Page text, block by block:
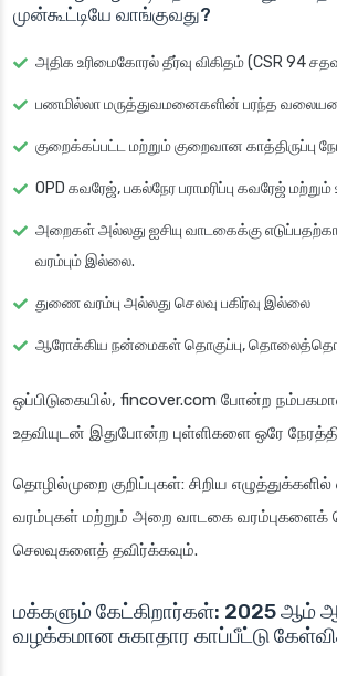
முன்கூட்டியே வாங்குவது?
அதிக உரிமைகோரல் தீர்வு விகிதம் (CSR 94
பணமில்லா மருத்துவமனைகளின் பரந்த
குறைக்கப்பட்ட மற்றும் குறைவான காத்திருப்பு
OPD கவரேஜ், பகல்நேர பராமரிப்பு கவரேஜ் மற்றும்
அறைகள் அல்லது ஐசியு வாடகைக்கு
வரம்பும் இல்லை.
துணை வரம்பு அல்லது செலவு பகிர்வு இல்லை
ஆரோக்கிய நன்மைகள் தொகுப்பு,
ஒப்பிடுகையில், fincover.com போன்ற
உதவியுடன் இதுபோன்ற புள்ளிகளை ஒரே
தொழில்முறை குறிப்புகள்: சிறிய
வரம்புகள் மற்றும் அறை வாடகை
செலவுகளைத் தவிர்க்கவும்.
மக்களும் கேட்கிறார்கள்: 2025 ஆம்
வழக்கமான சுகாதார காப்பீட்டு